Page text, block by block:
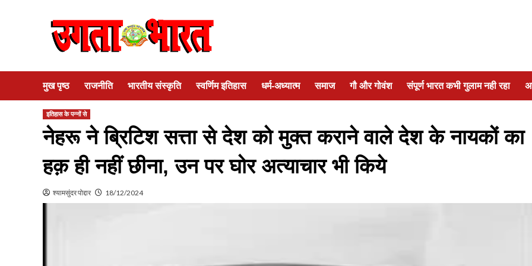
मुख पृष्ठ राजनीति भारतीय संस्कृति स्वर्णिम इतिहास धर्म-अध्यात्म समाज गौ और गोवंश संपूर्ण भारत कभी गुलाम नही रहा
इतिहास के पन्नों से
नेहरू ने ब्रिटिश सत्ता से देश को मुक्त कराने वाले देश के नायकों का
हक़ ही नहीं छीना, उन पर घोर अत्याचार भी किये
श्यामसुंदर पोद्दार 18/12/2024